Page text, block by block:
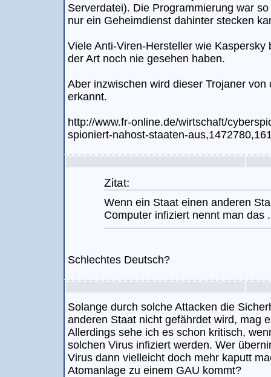
Serverdatei). Die Programmierung war
nur ein Geheimdienst dahinter stecken
Viele Anti-Viren-Hersteller wie
der Art noch nie gesehen haben.
Aber inzwischen wird dieser Trojaner
erkannt.
http://www.fr-online.de/wirtschaft/
spioniert-nahost-staaten-
Zitat:
Wenn ein Staat einen anderen
Computer infiziert nennt man das
Schlechtes Deutsch?
Solange durch solche Attacken die
anderen Staat nicht gefährdet wird, mag
Allerdings sehe ich es schon kritisch,
solchen Virus infiziert werden. Wer
Virus dann vielleicht doch mehr kaputt
Atomanlage zu einem GAU kommt?